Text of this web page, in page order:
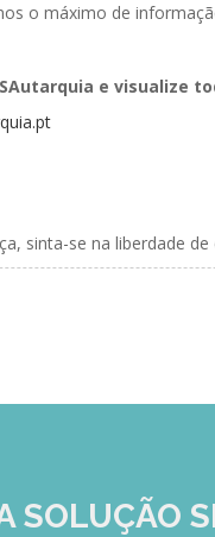
o máximo de
e visualize
sinta-se na liberdade
SOLUÇÃO